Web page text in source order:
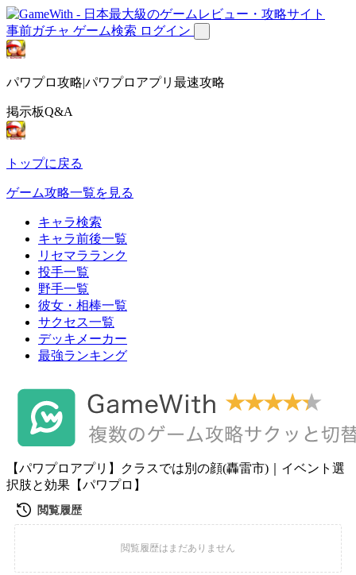
事前ガチャ ゲーム検索 ログイン
パワプロ攻略|パワプロアプリ最速攻略
掲示板Q&A
トップに戻る
ゲーム攻略一覧を見る
キャラ検索
キャラ前後一覧
リセマラランク
投手一覧
野手一覧
彼女・相棒一覧
サクセス一覧
デッキメーカー
最強ランキング
【パワプロアプリ】クラスでは別の顔(轟雷市)｜イベント選
択肢と効果【パワプロ】